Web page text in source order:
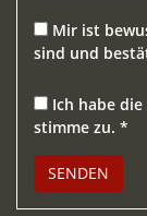
Mir ist
sind und
Ich habe die
stimme zu. *
Bitte lasse